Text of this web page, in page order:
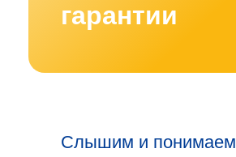
гарантии
Слышим и понимаем